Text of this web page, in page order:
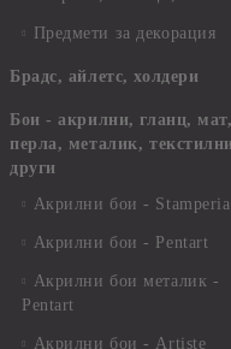
Предмети за декорация
Брадс, айлетс, холдери
Бои - акрилни, гланц, мат,
перла, металик,
други
Акрилни бои - Stamperia
Акрилни бои - Pentart
Акрилни бои металик -
Pentart
Акрилни бои - Artiste